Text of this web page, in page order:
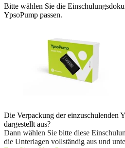
Bitte wählen Sie die
YpsoPump passen.
Die Verpackung der einzuschulenden
dargestellt aus?
Dann wählen Sie bitte diese
die Unterlagen vollständig aus und